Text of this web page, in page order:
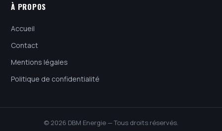
À PROPOS
Accueil
Contact
Mentions légales
Politique de confidentialité
© 2026 DBM Energie — Tous droits réservés.